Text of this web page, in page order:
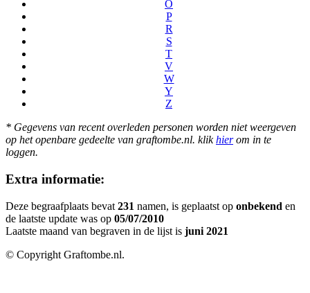
O
P
R
S
T
V
W
Y
Z
* Gegevens van recent overleden personen worden niet weergeven
op het openbare gedeelte van graftombe.nl. klikhierom in te
loggen.
Extra informatie:
Deze begraafplaats bevat 231 namen, is geplaatst op onbekend en
de laatste update was op 05/07/2010
Laatste maand van begraven in de lijst is juni 2021
© Copyright Graftombe.nl.